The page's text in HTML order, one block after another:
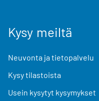
Kysy meiltä
Neuvonta ja tietopalvelu
Kysy tilastoista
Usein kysytyt kysymykset